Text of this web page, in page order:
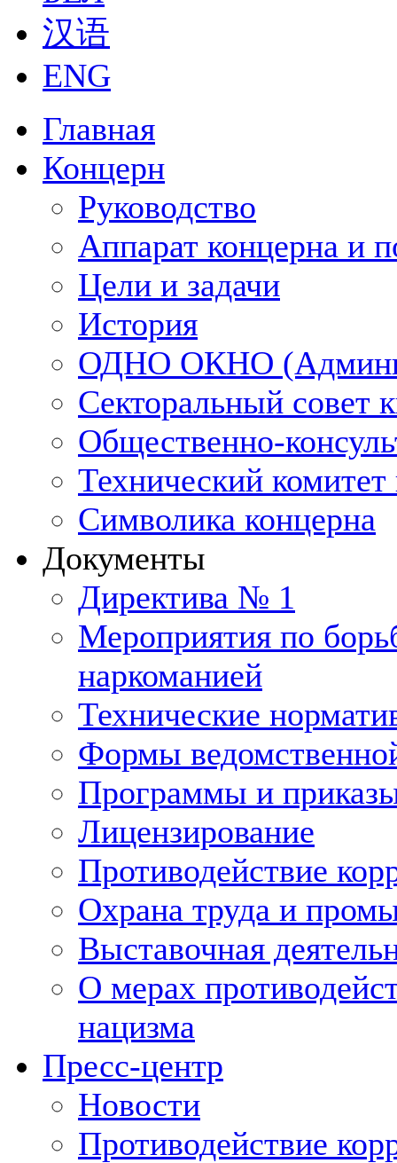
汉语
ENG
Главная
Концерн
Руководство
Аппарат концерна и
Цели и задачи
История
ОДНО ОКНО
Секторальный совет
Общественно-
Технический
Символика концерна
Документы
Директива № 1
Мероприятия по
наркоманией
Технические
Формы
Программы и
Лицензирование
Противодействие
Охрана труда и
Выставочная
О мерах
нацизма
Пресс-центр
Новости
Противодействие